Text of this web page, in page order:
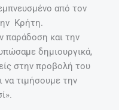
από τον
Κρήτη.
παράδοση και την
δημιουργικά,
στην προβολή του
να τιμήσουμε την